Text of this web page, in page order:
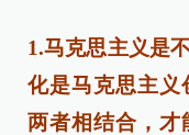
1.马克思主义是
化是马克思主义
两者相结合，才